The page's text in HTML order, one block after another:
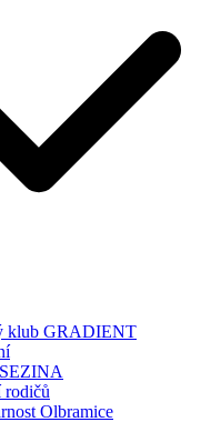
klub GRADIENT
rodičů
Olbramice